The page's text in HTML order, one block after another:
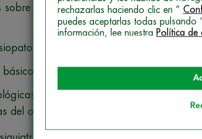
sobre el papel de la personalidad, según
de los trastornos mentales.
sobre psicología diferencial.
de la conducta a partir de la
del organismo.
rechazarlas haciendo clic en “
puedes aceptarlas todas pulsando
información, lee nuestra Política de